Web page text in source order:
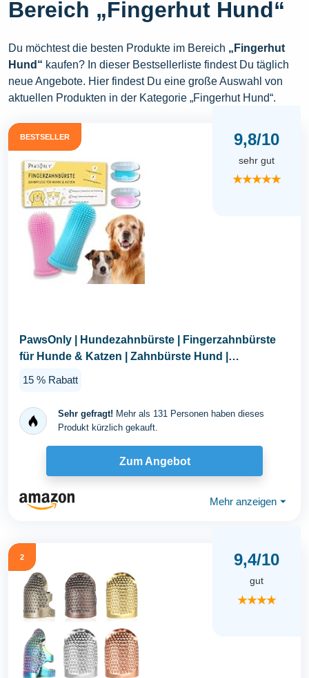
Bereich „Fingerhut Hund“
Du möchtest die besten Produkte im Bereich „Fingerhut
Hund“ kaufen? In dieser Bestsellerliste findest Du täglich
neue Angebote. Hier findest Du eine große Auswahl von
aktuellen Produkten in der Kategorie „Fingerhut Hund“.
BESTSELLER 9,8/10
sehr gut
★★★★★
PawsOnly | Hundezahnbürste | Fingerzahnbürste
für Hunde & Katzen | Zahnbürste Hund |
15 % Rabatt
Sehr gefragt! Mehr als 131 Personen haben dieses
Produkt kürzlich gekauft.
Zum Angebot
Mehr anzeigen ⏷
2 9,4/10
gut
★★★★